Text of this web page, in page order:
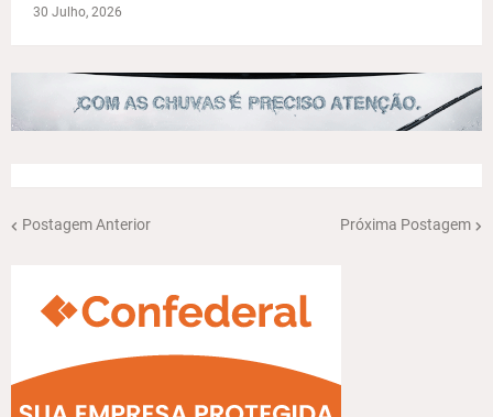
30 Julho, 2026
Postagem Anterior Próxima Postagem